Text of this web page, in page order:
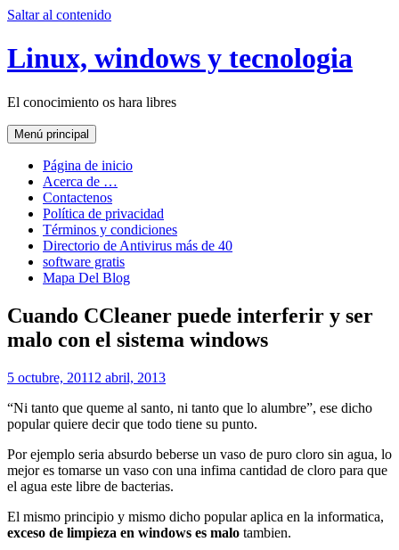
Saltar al contenido
Linux, windows y tecnologia
El conocimiento os hara libres
Menú principal
Página de inicio
Acerca de …
Contactenos
Política de privacidad
Términos y condiciones
Directorio de Antivirus más de 40
software gratis
Mapa Del Blog
Cuando CCleaner puede interferir y ser
malo con el sistema windows
5 octubre, 2011 2 abril, 2013
“Ni tanto que queme al santo, ni tanto que lo alumbre”, ese dicho
popular quiere decir que todo tiene su punto.
Por ejemplo seria absurdo beberse un vaso de puro cloro sin agua, lo
mejor es tomarse un vaso con una infima cantidad de cloro para que
el agua este libre de bacterias.
El mismo principio y mismo dicho popular aplica en la informatica,
exceso de limpieza en windows es malo tambien.